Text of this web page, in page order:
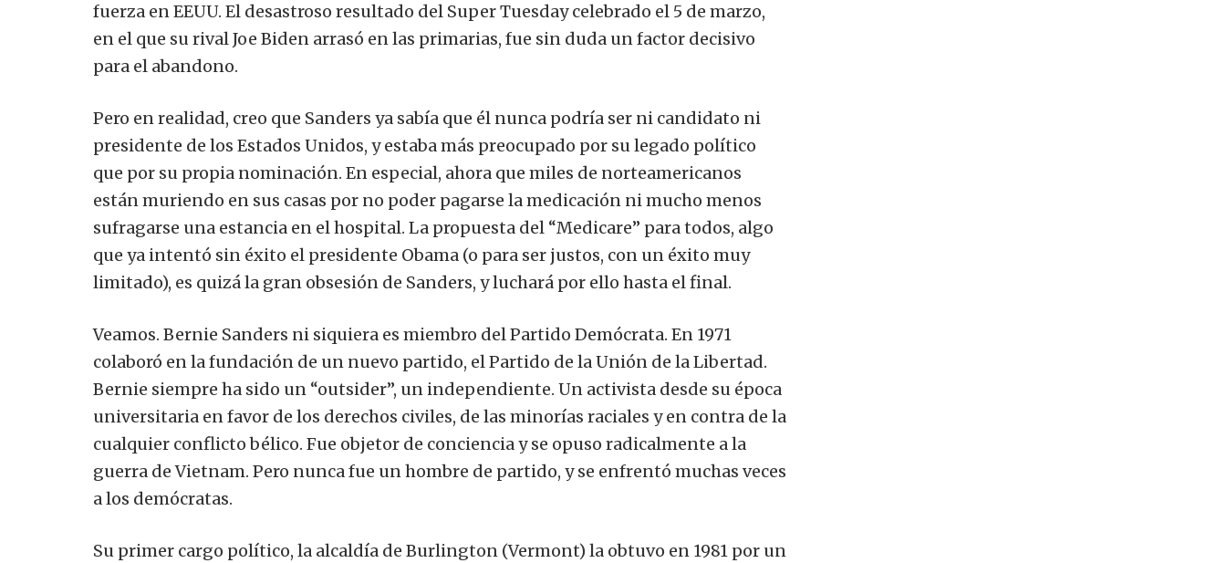
fuerza en EEUU. El desastroso resultado del Super Tuesday celebrado el 5 de marzo,
en el que su rival Joe Biden arrasó en las primarias, fue sin duda un factor decisivo
para el abandono.
Pero en realidad, creo que Sanders ya sabía que él nunca podría ser ni candidato ni
presidente de los Estados Unidos, y estaba más preocupado por su legado político
que por su propia nominación. En especial, ahora que miles de norteamericanos
están muriendo en sus casas por no poder pagarse la medicación ni mucho menos
sufragarse una estancia en el hospital. La propuesta del “Medicare” para todos, algo
que ya intentó sin éxito el presidente Obama (o para ser justos, con un éxito muy
limitado), es quizá la gran obsesión de Sanders, y luchará por ello hasta el final.
Veamos. Bernie Sanders ni siquiera es miembro del Partido Demócrata. En 1971
colaboró en la fundación de un nuevo partido, el Partido de la Unión de la Libertad.
Bernie siempre ha sido un “outsider”, un independiente. Un activista desde su época
universitaria en favor de los derechos civiles, de las minorías raciales y en contra de la
cualquier conflicto bélico. Fue objetor de conciencia y se opuso radicalmente a la
guerra de Vietnam. Pero nunca fue un hombre de partido, y se enfrentó muchas veces
a los demócratas.
Su primer cargo político, la alcaldía de Burlington (Vermont) la obtuvo en 1981 por un